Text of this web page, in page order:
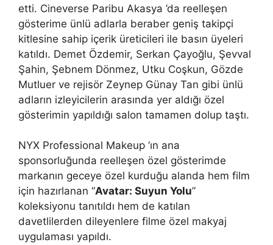
etti. Cineverse Paribu Akasya ’da reelleşen
gösterime ünlü adlarla beraber geniş takipçi
kitlesine sahip içerik üreticileri ile basın üyeleri
katıldı. Demet Özdemir, Serkan Çayoğlu, Şevval
Şahin, Şebnem Dönmez, Utku Coşkun, Gözde
Mutluer ve rejisör Zeynep Günay Tan gibi ünlü
adların izleyicilerin arasında yer aldığı özel
gösterimin yapıldığı salon tamamen dolup taştı.
NYX Professional Makeup ’ın ana
sponsorluğunda reelleşen özel gösterimde
markanın geceye özel kurduğu alanda hem film
için hazırlanan “Avatar: Suyun Yolu”
koleksiyonu tanıtıldı hem de katılan
davetlilerden dileyenlere filme özel makyaj
uygulaması yapıldı.